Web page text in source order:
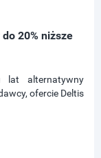
do 20% niższe
lat alternatywny
ofercie Deltis